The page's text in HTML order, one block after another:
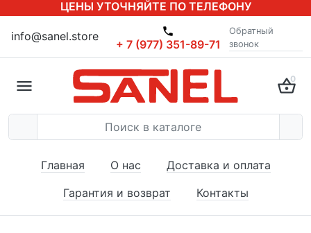
ЦЕНЫ УТОЧНЯЙТЕ ПО ТЕЛЕФОНУ
info@sanel.store
+ 7 (977) 351-89-71
Обратный
звонок
0
Главная О нас
Доставка и оплата
Гарантия и возврат
Контакты